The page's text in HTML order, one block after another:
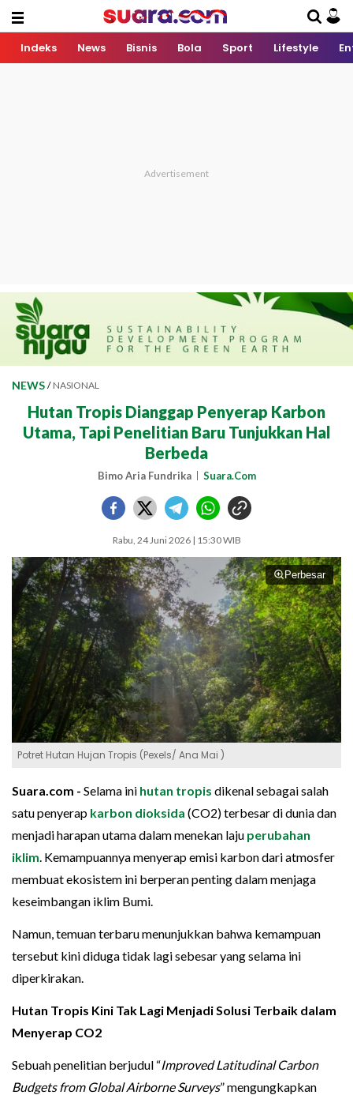
Indeks News Bisnis Bola Sport Lifestyle
NEWS / NASIONAL
Hutan Tropis Dianggap Penyerap Karbon
Utama, Tapi Penelitian Baru Tunjukkan Hal
Berbeda
Bimo Aria Fundrika Suara.Com
Rabu, 24 Juni 2026 | 15:30 WIB
Perbesar
Potret Hutan Hujan Tropis (Pexels/ Ana Mai )
Suara.com - Selama ini hutan tropis dikenal sebagai salah
satu penyerap karbon dioksida (CO2) terbesar di dunia dan
menjadi harapan utama dalam menekan laju perubahan
iklim . Kemampuannya menyerap emisi karbon dari atmosfer
membuat ekosistem ini berperan penting dalam menjaga
keseimbangan iklim Bumi.
Namun, temuan terbaru menunjukkan bahwa kemampuan
tersebut kini diduga tidak lagi sebesar yang selama ini
diperkirakan.
Hutan Tropis Kini Tak Lagi Menjadi Solusi Terbaik dalam
Menyerap CO2
Sebuah penelitian berjudul “Improved Latitudinal Carbon
Budgets from Global Airborne Surveys” mengungkapkan